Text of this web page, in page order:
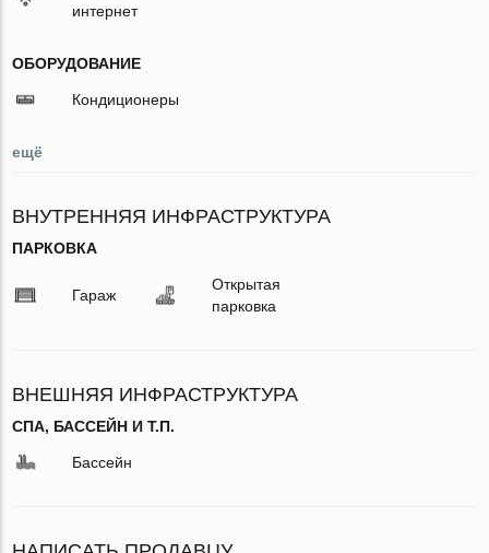
интернет
ОБОРУДОВАНИЕ
Кондиционеры
ещё
ВНУТРЕННЯЯ ИНФРАСТРУКТУРА
ПАРКОВКА
Гараж
Открытая
парковка
ВНЕШНЯЯ ИНФРАСТРУКТУРА
СПА, БАССЕЙН И Т.П.
Бассейн